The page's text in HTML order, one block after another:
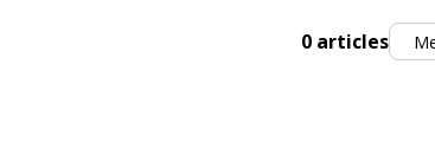
0 articlesTrier